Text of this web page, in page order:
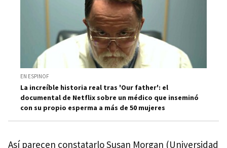
EN ESPINOF
La increíble historia real tras 'Our father': el
documental de Netflix sobre un médico que inseminó
con su propio esperma a más de 50 mujeres
Así parecen constatarlo Susan Morgan (Universidad